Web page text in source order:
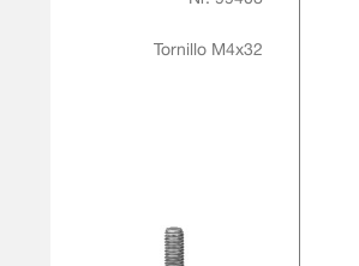
Tornillo M4x32